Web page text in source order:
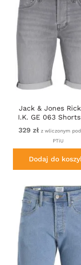
Jack & Jones
I.K. GE 063
329 zł z wliczonym
PTiU
Dodaj do